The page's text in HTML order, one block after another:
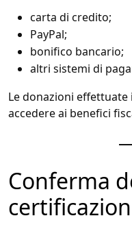
carta di credito;
PayPal;
bonifico bancario;
altri sistemi di
Le donazioni
accedere ai benefici
Conferma